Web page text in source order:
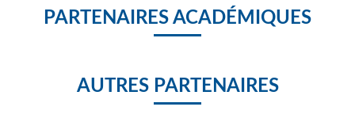
PARTENAIRES ACADÉMIQUES
AUTRES PARTENAIRES